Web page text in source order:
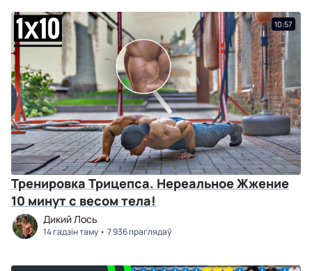
10:57
Тренировка Трицепса. Нереальное Жжение
10 минут с весом тела!
Дикий Лось
14 гадзін таму 7 936 праглядаў